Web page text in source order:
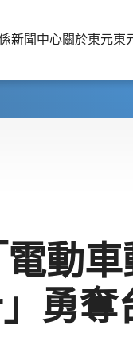
新聞中心關於東元東
動
勇奪